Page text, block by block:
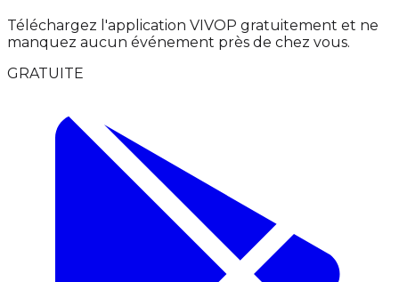
Téléchargez l'application VIVOP gratuitement et ne
manquez aucun événement près de chez vous.
GRATUITE